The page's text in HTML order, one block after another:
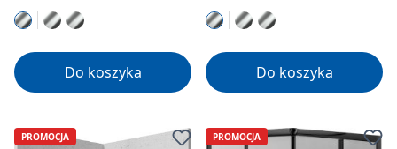
Do koszyka Do koszyka
PROMOCJA PROMOCJA